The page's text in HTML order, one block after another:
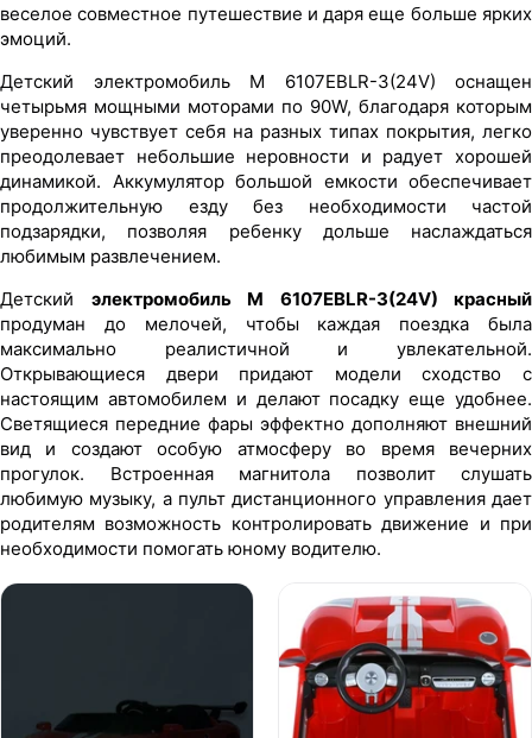
веселое совместное путешествие и даря еще больше ярких
эмоций.
Детский электромобиль M 6107EBLR-3(24V) оснащен
четырьмя мощными моторами по 90W, благодаря которым
уверенно чувствует себя на разных типах покрытия, легко
преодолевает небольшие неровности и радует хорошей
динамикой. Аккумулятор большой емкости обеспечивает
продолжительную езду без необходимости частой
подзарядки, позволяя ребенку дольше наслаждаться
любимым развлечением.
Детский электромобиль M 6107EBLR-3(24V) красный
продуман до мелочей, чтобы каждая поездка была
максимально реалистичной и увлекательной.
Открывающиеся двери придают модели сходство с
настоящим автомобилем и делают посадку еще удобнее.
Светящиеся передние фары эффектно дополняют внешний
вид и создают особую атмосферу во время вечерних
прогулок. Встроенная магнитола позволит слушать
любимую музыку, а пульт дистанционного управления дает
родителям возможность контролировать движение и при
необходимости помогать юному водителю.